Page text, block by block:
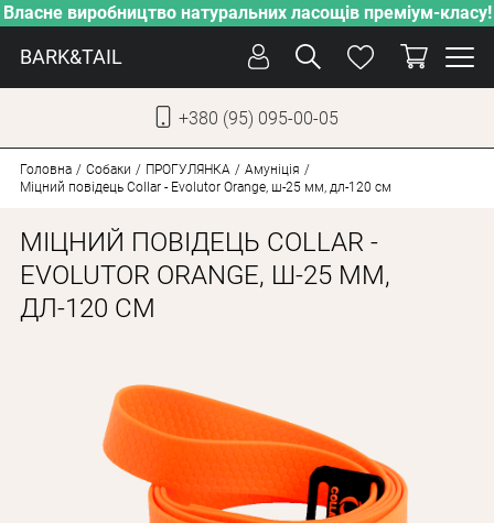
Власне виробництво натуральних ласощів преміум-класу!
BARK&TAIL
+380 (95) 095-00-05
ДОГЛЯД
ПІКЛУВАННЯ
АКЦІЇ
ДЛЯ КОТІВ
Оплата і доставка
Головна Собаки ПРОГУЛЯНКА
Амуніція
Міцний повідець Collar - Evolutor Orange, ш-25 мм, дл-120 см
МІЦНИЙ ПОВІДЕЦЬ COLLAR -
EVOLUTOR ORANGE, Ш-25 ММ,
ДЛ-120 СМ